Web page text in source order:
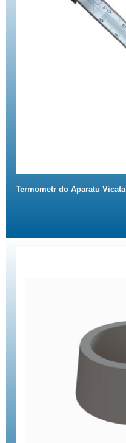
Termometr do Aparatu Vicata